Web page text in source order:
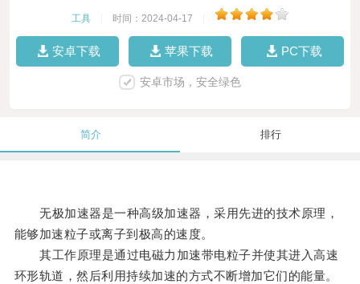
工具 时间：2024-04-17
安卓下载 苹果下载 PC下载
安卓市场，安全绿色
简介 排行
无极加速器是一种高级加速器，采用先进的技术原理，
能够加速粒子或离子到极高的速度。
其工作原理是通过电磁力加速带电粒子并使其进入高速
环形轨道，然后利用持续加速的方式不断增加它们的能量。